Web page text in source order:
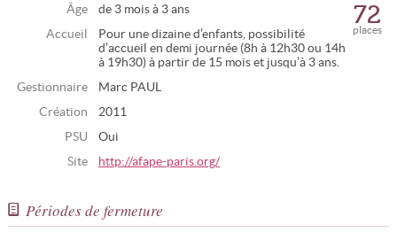
Âge
de 3 mois à 3 ans
Accueil
Pour une dizaine d’enfants, possibilité
d’accueil en demi journée (8h à 12h30 ou 14h
à 19h30) à partir de 15 mois et jusqu’à 3 ans.
Gestionnaire
Marc PAUL
Création
2011
PSU
Oui
Site
http://afape-paris.org/
places
72
Périodes de fermeture